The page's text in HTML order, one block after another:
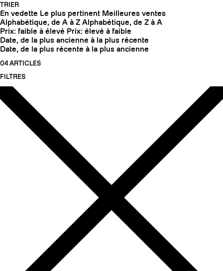
TRIER
En vedette Le plus pertinent Meilleures ventes
Alphabétique, de A à Z Alphabétique, de Z à A
Prix: faible à élevé Prix: élevé à faible
Date, de la plus ancienne à la plus récente
Date, de la plus récente à la plus ancienne
04 ARTICLES
FILTRES